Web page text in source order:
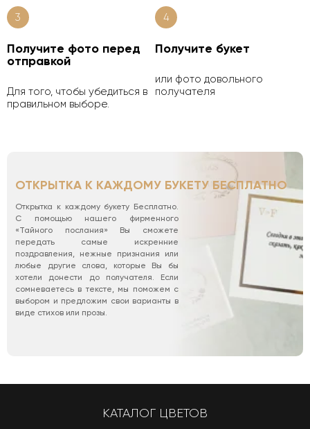
3
Получите фото перед
отправкой
Для того, чтобы убедиться в
правильном выборе.
4
Получите букет
или фото довольного
получателя
ОТКРЫТКА К КАЖДОМУ БУКЕТУ БЕСПЛАТНО
Открытка к каждому букету Бесплатно.
С помощью нашего фирменного
«Тайного послания» Вы сможете
передать самые искренние
поздравления, нежные признания или
любые другие слова, которые Вы бы
хотели донести до получателя. Если
сомневаетесь в тексте, мы поможем с
выбором и предложим свои варианты в
виде стихов или прозы.
КАТАЛОГ ЦВЕТОВ